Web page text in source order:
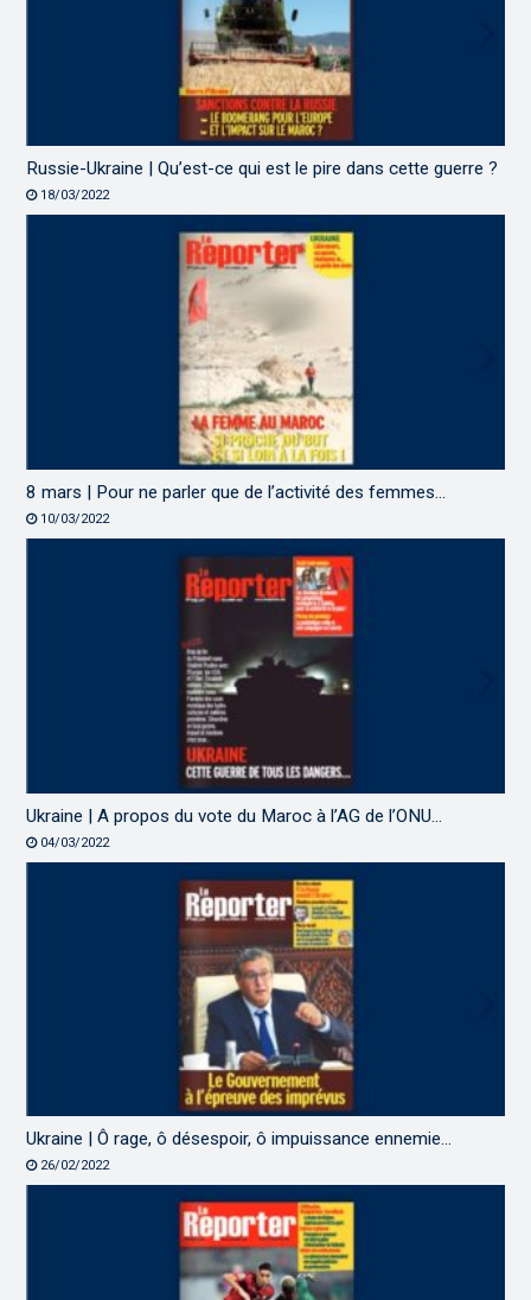
Russie-Ukraine | Qu’est-ce qui est le pire dans cette guerre ?
18/03/2022
8 mars | Pour ne parler que de l’activité des femmes…
10/03/2022
Ukraine | A propos du vote du Maroc à l’AG de l’ONU…
04/03/2022
Ukraine | Ô rage, ô désespoir, ô impuissance ennemie…
26/02/2022